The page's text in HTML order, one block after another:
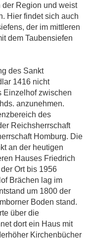
Region und weist
Hier findet sich auch
der im mittleren
dem Taubensiefen
des Sankt
1416 nicht
Einzelhof zwischen
anzunehmen.
des
Reichsherrschaft
Homburg. Die
an der heutigen
Hauses Friedrich
Ort bis 1956
Brächen lag im
um 1800 der
Boden stand.
über die
dort ein Haus mit
Kirchenbücher